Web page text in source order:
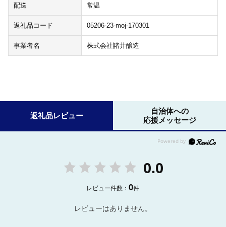
配送 常温
返礼品コード 05206-23-moj-170301
事業者名 株式会社諸井醸造
返礼品レビュー
自治体への
応援メッセージ
0.0
レビュー件数：0件
レビューはありません。